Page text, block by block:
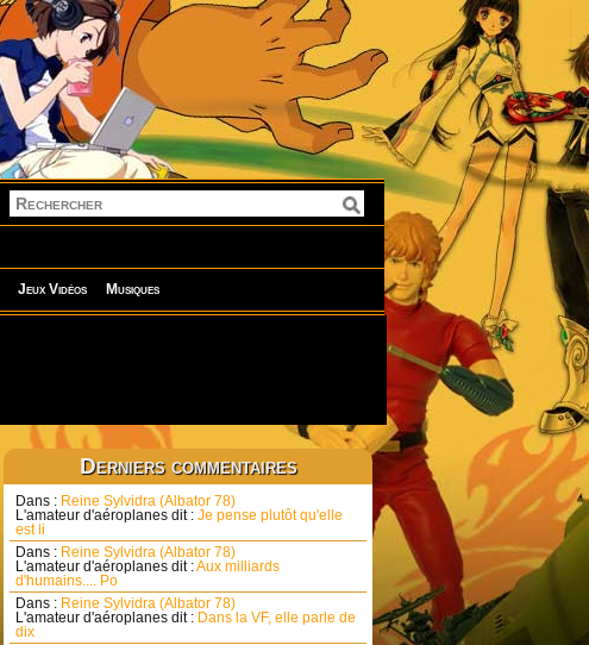
Jeux Vidéos Musiques
Derniers commentaires
Dans : Reine Sylvidra (Albator 78)
L'amateur d'aéroplanes dit : Je pense plutôt qu'elle
est li
Dans : Reine Sylvidra (Albator 78)
L'amateur d'aéroplanes dit :Aux milliards
d'humains.... Po
Dans : Reine Sylvidra (Albator 78)
L'amateur d'aéroplanes dit : Dans la VF, elle parle de
dix